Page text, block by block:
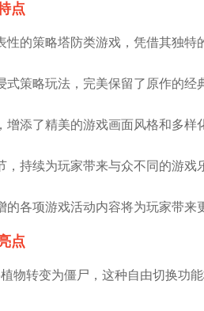
点
的策略塔防类游戏，凭借其独特
策略玩法，完美保留了原作的经
添了精美的游戏画面风格和多样
持续为玩家带来与众不同的游戏
各项游戏活动内容将为玩家带来
点
物转变为僵尸，这种自由切换功